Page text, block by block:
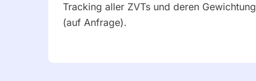
Tracking aller ZVTs und deren Gewichtung
(auf Anfrage).